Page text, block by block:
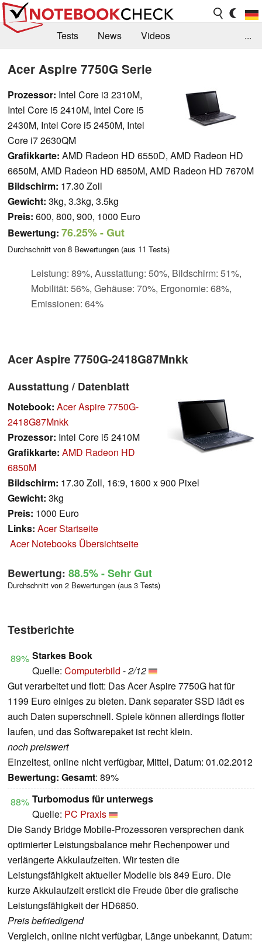
Tests News
Videos
Forum
...
Acer Aspire 7750G Serie
Prozessor: Intel Core i3 2310M,
Intel Core i5 2410M, Intel Core i5
2430M, Intel Core i5 2450M, Intel
Core i7 2630QM
Grafikkarte: AMD Radeon HD 6550D, AMD Radeon HD
6650M, AMD Radeon HD 6850M, AMD Radeon HD 7670M
Bildschirm: 17.30 Zoll
Gewicht: 3kg, 3.3kg, 3.5kg
Preis: 600, 800, 900, 1000 Euro
Bewertung: 76.25%- Gut
Durchschnitt von 8 Bewertungen (aus 11 Tests)
Leistung: 89%, Ausstattung: 50%, Bildschirm: 51%,
Mobilität: 56%, Gehäuse: 70%, Ergonomie: 68%,
Emissionen: 64%
Acer Aspire 7750G-2418G87Mnkk
Ausstattung / Datenblatt
Notebook: Acer Aspire 7750G-
2418G87Mnkk
Prozessor: Intel Core i5 2410M
Grafikkarte: AMD Radeon HD
6850M
Bildschirm: 17.30 Zoll, 16:9, 1600 x 900 Pixel
Gewicht: 3kg
Preis: 1000 Euro
Links: Acer Startseite
Acer Notebooks Übersichtseite
Bewertung: 88.5%- Sehr Gut
Durchschnitt von 2 Bewertungen (aus 3 Tests)
Testberichte
89% Starkes Book
Quelle: Computerbild -2/12
Gut verarbeitet und flott: Das Acer Aspire 7750G hat für
1199 Euro einiges zu bieten. Dank separater SSD lädt es
auch Daten superschnell. Spiele können allerdings flotter
laufen, und das Softwarepaket ist recht klein.
noch preiswert
Einzeltest, online nicht verfügbar, Mittel, Datum: 01.02.2012
Bewertung: Gesamt: 89%
88% Turbomodus für unterwegs
Quelle: PC Praxis
Die Sandy Bridge Mobile-Prozessoren versprechen dank
optimierter Leistungsbalance mehr Rechenpower und
verlängerte Akkulaufzeiten. Wir testen die
Leistungsfähigkeit aktueller Modelle bis 849 Euro. Die
kurze Akkulaufzeit erstickt die Freude über die grafische
Leistungsfähigkeit der HD6850.
Preis befriedigend
Vergleich, online nicht verfügbar, Länge unbekannt, Datum: